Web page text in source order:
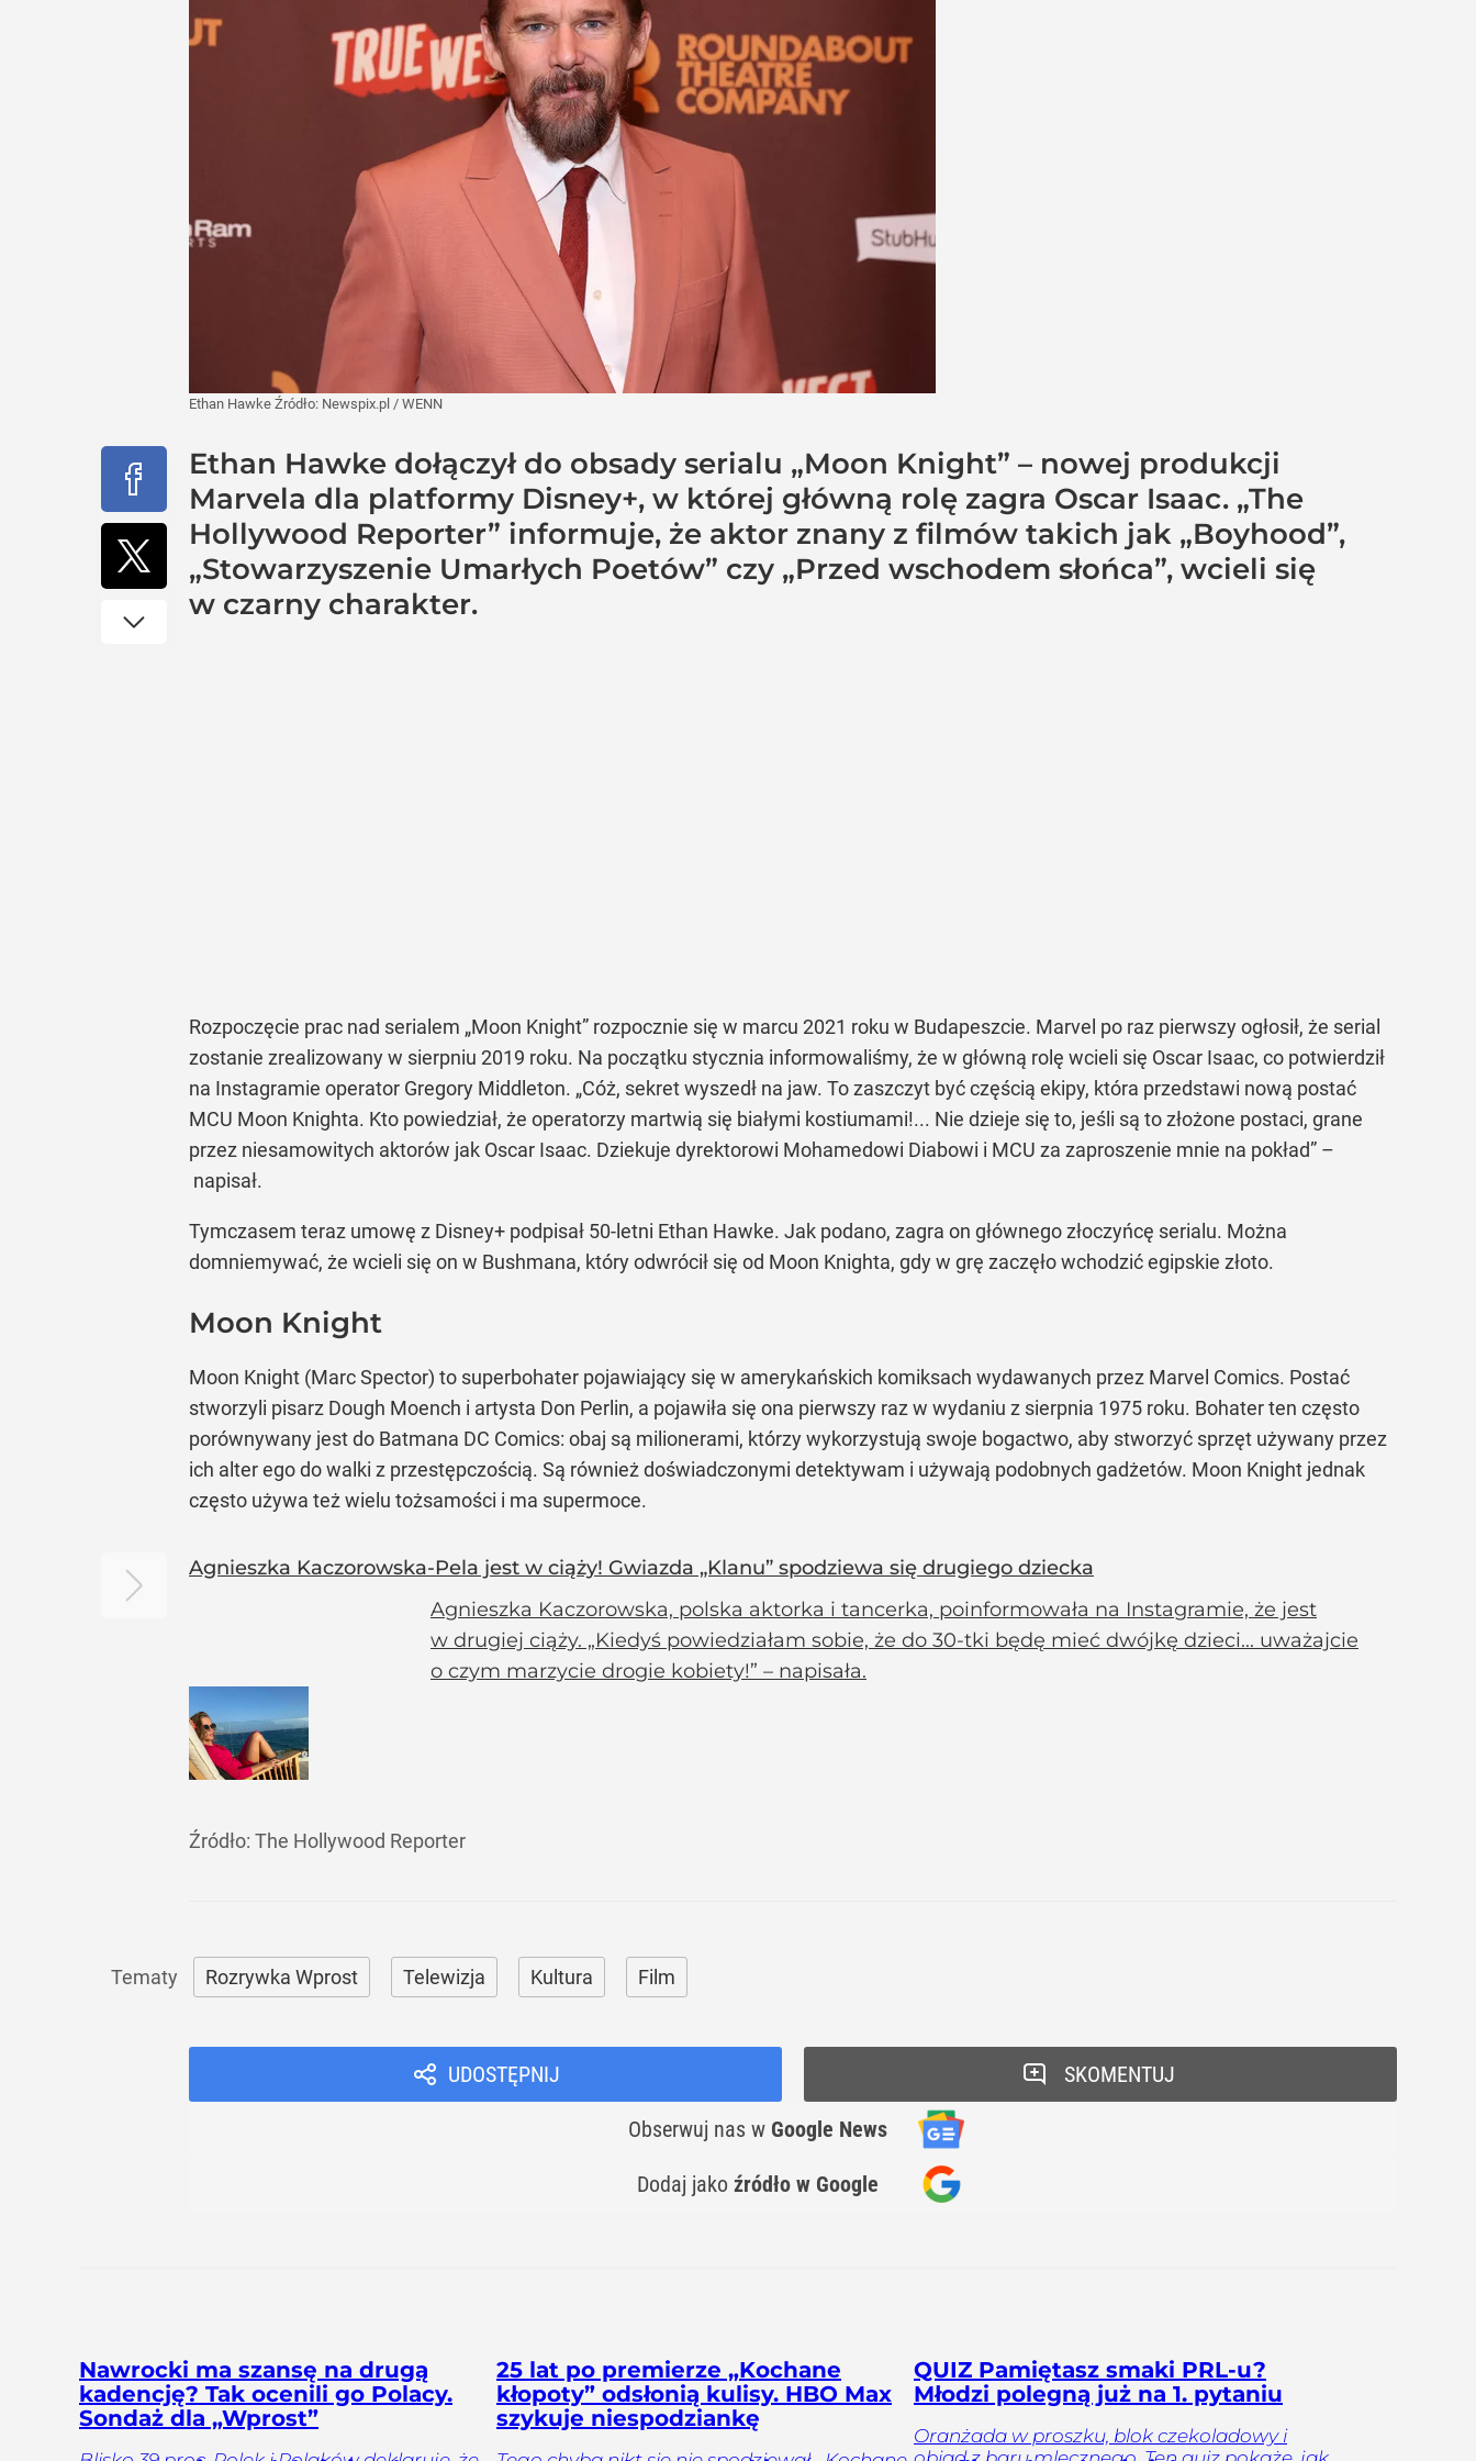
Ethan Hawke Źródło: Newspix.pl / WENN
Ethan Hawke dołączył do obsady serialu „Moon Knight” – nowej produkcji
Marvela dla platformy Disney+, w której główną rolę zagra Oscar Isaac. „The
Hollywood Reporter” informuje, że aktor znany z filmów takich jak „Boyhood”,
„Stowarzyszenie Umarłych Poetów” czy „Przed wschodem słońca”, wcieli się
w czarny charakter.
Rozpoczęcie prac nad serialem „Moon Knight” rozpocznie się w marcu 2021 roku w Budapeszcie. Marvel po raz pierwszy ogłosił, że serial
zostanie zrealizowany w sierpniu 2019 roku. Na początku stycznia informowaliśmy, że w główną rolę wcieli się Oscar Isaac, co potwierdził
na Instagramie operator Gregory Middleton. „Cóż, sekret wyszedł na jaw. To zaszczyt być częścią ekipy, która przedstawi nową postać
MCU Moon Knighta. Kto powiedział, że operatorzy martwią się białymi kostiumami!... Nie dzieje się to, jeśli są to złożone postaci, grane
przez niesamowitych aktorów jak Oscar Isaac. Dziekuje dyrektorowi Mohamedowi Diabowi i MCU za zaproszenie mnie na pokład” –
napisał.
Tymczasem teraz umowę z Disney+ podpisał 50-letni Ethan Hawke. Jak podano, zagra on głównego złoczyńcę serialu. Można
domniemywać, że wcieli się on w Bushmana, który odwrócił się od Moon Knighta, gdy w grę zaczęło wchodzić egipskie złoto.
Moon Knight
Moon Knight (Marc Spector) to superbohater pojawiający się w amerykańskich komiksach wydawanych przez Marvel Comics. Postać
stworzyli pisarz Dough Moench i artysta Don Perlin, a pojawiła się ona pierwszy raz w wydaniu z sierpnia 1975 roku. Bohater ten często
porównywany jest do Batmana DC Comics: obaj są milionerami, którzy wykorzystują swoje bogactwo, aby stworzyć sprzęt używany przez
ich alter ego do walki z przestępczością. Są również doświadczonymi detektywam i używają podobnych gadżetów. Moon Knight jednak
często używa też wielu tożsamości i ma supermoce.
Agnieszka Kaczorowska-Pela jest w ciąży! Gwiazda „Klanu” spodziewa się drugiego dziecka
Agnieszka Kaczorowska, polska aktorka i tancerka, poinformowała na Instagramie, że jest
w drugiej ciąży. „Kiedyś powiedziałam sobie, że do 30-tki będę mieć dwójkę dzieci... uważajcie
o czym marzycie drogie kobiety!” – napisała.
Źródło: The Hollywood Reporter
Rozrywka Wprost Telewizja Kultura Film
UDOSTĘPNIJ
Obserwuj nas w Google News
Dodaj jako źródło w Google
SKOMENTUJ
Nawrocki ma szansę na drugą
kadencję? Tak ocenili go Polacy.
Sondaż dla „Wprost”
25 lat po premierze „Kochane
kłopoty” odsłonią kulisy. HBO Max
szykuje niespodziankę
QUIZ Pamiętasz smaki PRL-u?
Młodzi polegną już na 1. pytaniu
Oranżada w proszku, blok czekoladowy i